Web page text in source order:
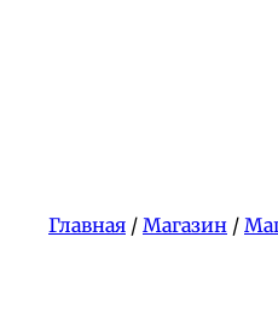
Главная / Магазин /